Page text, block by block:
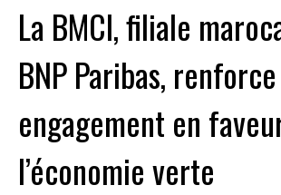
La BMCI, filiale
BNP Paribas,
engagement en
l’économie verte